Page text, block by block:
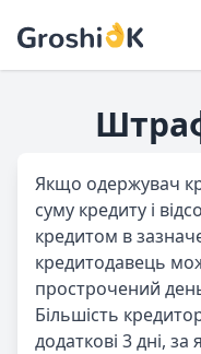
Якщо одержувач
суму кредиту і
кредитом в
кредитодавець
прострочений
Більшість
додаткові 3 дні,